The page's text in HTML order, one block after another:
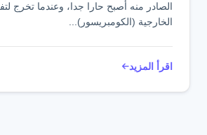
الصادر منه أصبح حارا جدا، وعندما تخرج
الخارجية (الكومبريسور)...
اقرأ المزيد